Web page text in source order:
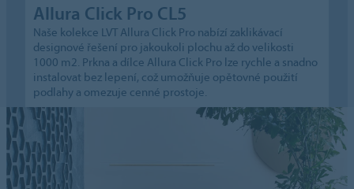
Allura Click Pro CL5
Naše kolekce LVT Allura Click Pro nabízí zaklikávací
designové řešení pro jakoukoli plochu až do velikosti
1000 m2. Prkna a dílce Allura Click Pro lze rychle a snadno
instalovat bez lepení, což umožňuje opětovné použití
podlahy a omezuje cenné prostoje.